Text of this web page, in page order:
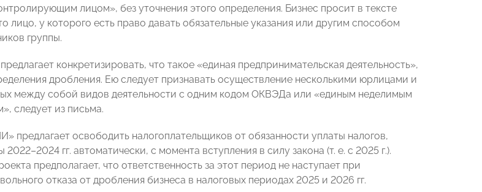
лицом», без уточнения этого определения. Бизнес просит в тексте
лицо, у которого есть право давать обязательные указания или другим способом
группы.
конкретизировать, что такое «единая предпринимательская деятельность»,
дробления. Ею следует признавать осуществление несколькими юрлицами и
между собой видов деятельности с одним кодом ОКВЭДа или «единым неделимым
следует из письма.
предлагает освободить налогоплательщиков от обязанности уплаты налогов,
гг. автоматически, с момента вступления в силу закона (т. е. с 2025 г.).
предполагает, что ответственность за этот период не наступает при
отказа от дробления бизнеса в налоговых периодах 2025 и 2026 гг.